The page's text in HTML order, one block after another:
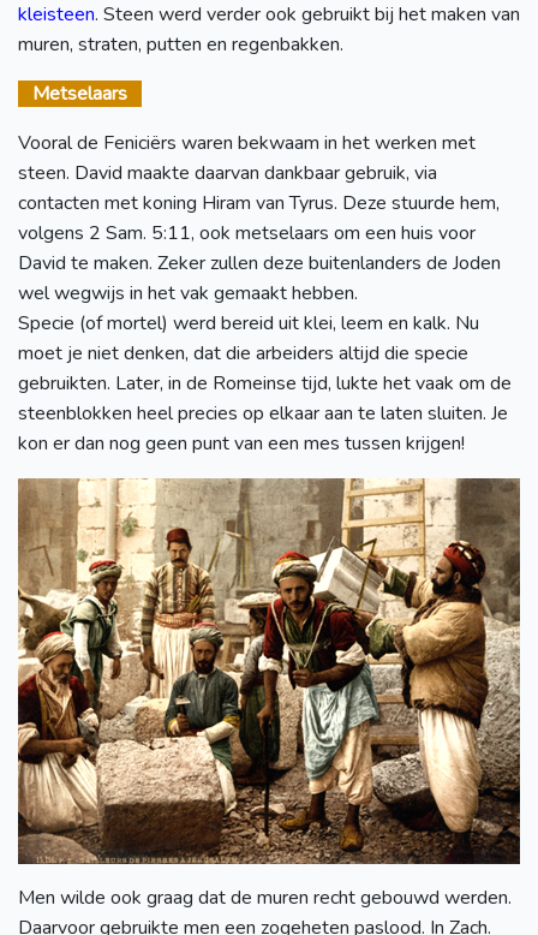
kleisteen. Steen werd verder ook gebruikt bij het maken van
muren, straten, putten en regenbakken.
Metselaars
Vooral de Feniciërs waren bekwaam in het werken met
steen. David maakte daarvan dankbaar gebruik, via
contacten met koning Hiram van Tyrus. Deze stuurde hem,
volgens 2 Sam. 5:11, ook metselaars om een huis voor
David te maken. Zeker zullen deze buitenlanders de Joden
wel wegwijs in het vak gemaakt hebben.
Specie (of mortel) werd bereid uit klei, leem en kalk. Nu
moet je niet denken, dat die arbeiders altijd die specie
gebruikten. Later, in de Romeinse tijd, lukte het vaak om de
steenblokken heel precies op elkaar aan te laten sluiten. Je
kon er dan nog geen punt van een mes tussen krijgen!
Men wilde ook graag dat de muren recht gebouwd werden.
Daarvoor gebruikte men een zogeheten paslood. In Zach.